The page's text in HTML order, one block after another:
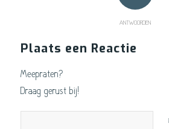
ANTWOORDEN
Plaats een Reactie
Meepraten?
Draag gerust bij!